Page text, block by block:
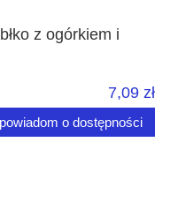
z ogórkiem i
7,09 zł
powiadom o dostępności